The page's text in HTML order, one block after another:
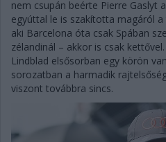
nem csupán beérte Pierre Gaslyt
egyúttal le is szakította magáról
aki Barcelona óta csak Spában
zélandinál – akkor is csak
Lindblad elsősorban egy körön
sorozatban a harmadik
viszont továbbra sincs.